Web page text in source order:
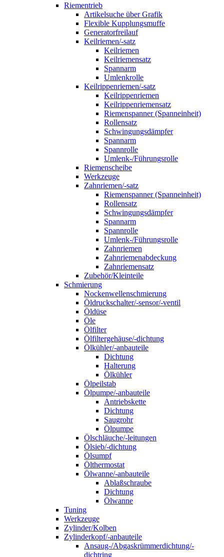
Riementrieb
Artikelsuche über Grafik
Flexible Kupplungsmuffe
Generatorfreilauf
Keilriemen/-satz
Keilriemen
Keilriemensatz
Spannarm
Umlenkrolle
Keilrippenriemen/-satz
Keilrippenriemen
Keilrippenriemensatz
Riemenspanner (Spanneinheit)
Rollensatz
Schwingungsdämpfer
Spannarm
Spannrolle
Umlenk-/Führungsrolle
Riemenscheibe
Werkzeuge
Zahnriemen/-satz
Riemenspanner (Spanneinheit)
Rollensatz
Schwingungsdämpfer
Spannarm
Spannrolle
Umlenk-/Führungsrolle
Zahnriemen
Zahnriemenabdeckung
Zahnriemensatz
Zubehör/Kleinteile
Schmierung
Nockenwellenschmierung
Öldruckschalter/-sensor/-ventil
Öldüse
Öle
Ölfilter
Ölfiltergehäuse/-dichtung
Ölkühler/-anbauteile
Dichtung
Halterung
Ölkühler
Ölpeilstab
Ölpumpe/-anbauteile
Antriebskette
Dichtung
Saugrohr
Ölpumpe
Ölschläuche/-leitungen
Ölsieb/-dichtung
Ölsumpf
Ölthermostat
Ölwanne/-anbauteile
Ablaßschraube
Dichtung
Ölwanne
Tuning
Werkzeuge
Zylinder/Kolben
Zylinderkopf/-anbauteile
Ansaug-/Abgaskrümmerdichtung/-
dichtring